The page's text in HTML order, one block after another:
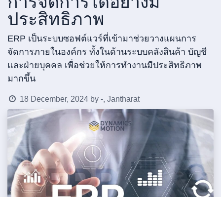
ประสิทธิภาพ
ERP เป็นระบบซอฟต์แวร์ที่เข้ามาช่วยวางแผนการ
จัดการภายในองค์กร ทั้งในด้านระบบคลังสินค้า บัญชี
และฝ่ายบุคคล เพื่อช่วยให้การทำงานมีประสิทธิภาพ
มากขึ้น
18 December, 2024 by -, Jantharat